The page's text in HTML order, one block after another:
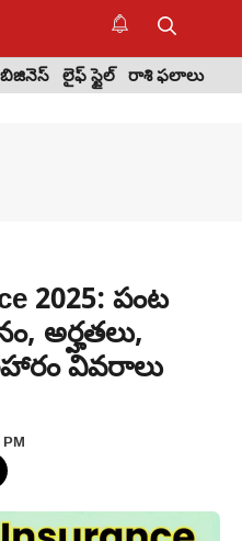
బిజినెస్ లైఫ్ స్టైల్ రాశి ఫలాలు
2025: పంట
అర్హతలు,
వివరాలు